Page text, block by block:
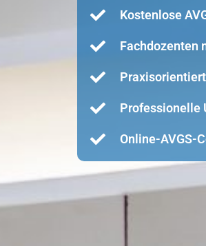
Kostenlose
Fachdozenten
Professionelle
Online-AVGS-